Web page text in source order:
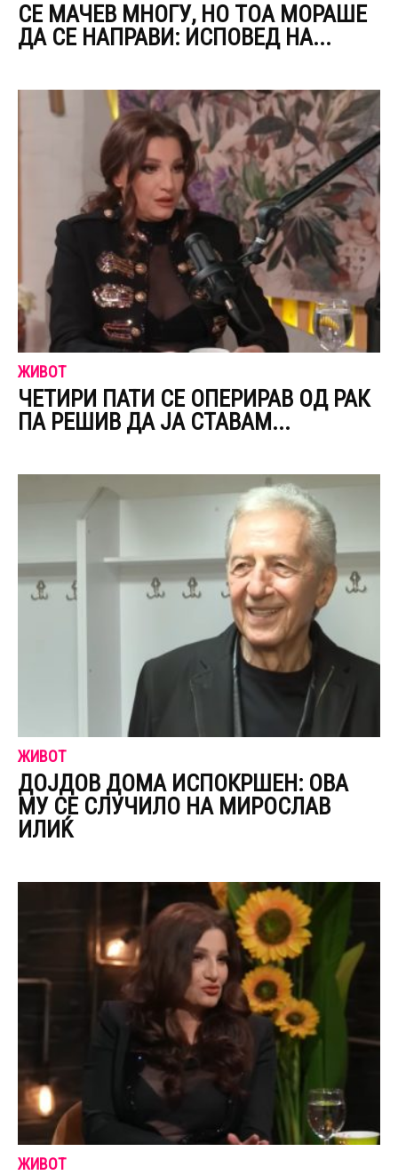
СЕ МАЧЕВ МНОГУ, НО ТОА МОРАШЕ
ДА СЕ НАПРАВИ: ИСПОВЕД НА...
ЖИВОТ
ЧЕТИРИ ПАТИ СЕ ОПЕРИРАВ ОД РАК
ПА РЕШИВ ДА ЈА СТАВАМ...
ЖИВОТ
ДОЈДОВ ДОМА ИСПОКРШЕН: ОВА
МУ СЕ СЛУЧИЛО НА МИРОСЛАВ
ИЛИЌ
ЖИВОТ